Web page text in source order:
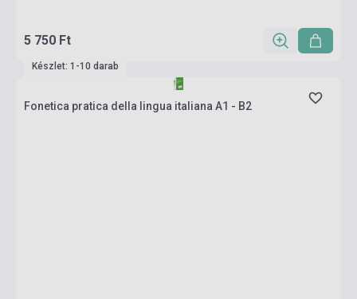
5 750 Ft
Készlet: 1-10 darab
Fonetica pratica della lingua italiana A1 - B2